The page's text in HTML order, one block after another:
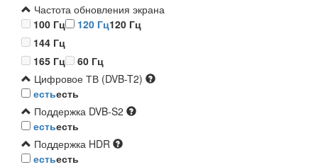
Частота обновления экрана
100 Гц
120 Гц120 Гц
144 Гц
165 Гц
60 Гц
Цифровое ТВ (DVB-T2)
естьесть
Поддержка DVB-S2
естьесть
Поддержка HDR
естьесть